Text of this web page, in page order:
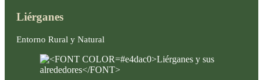
Liérganes
Entorno Rural y Natural